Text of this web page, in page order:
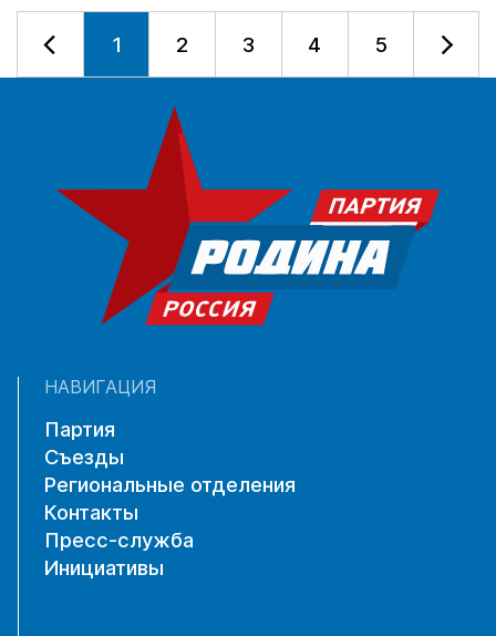
1 2 3 4 5
НАВИГАЦИЯ
Партия
Съезды
Региональные отделения
Контакты
Пресс-служба
Инициативы